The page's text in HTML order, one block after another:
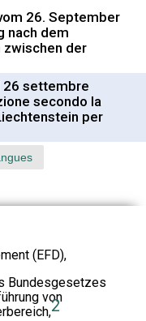
26. September
nach dem
der
26 settembre
secondo la
per
(EFD),
Bundesgesetzes
von
2